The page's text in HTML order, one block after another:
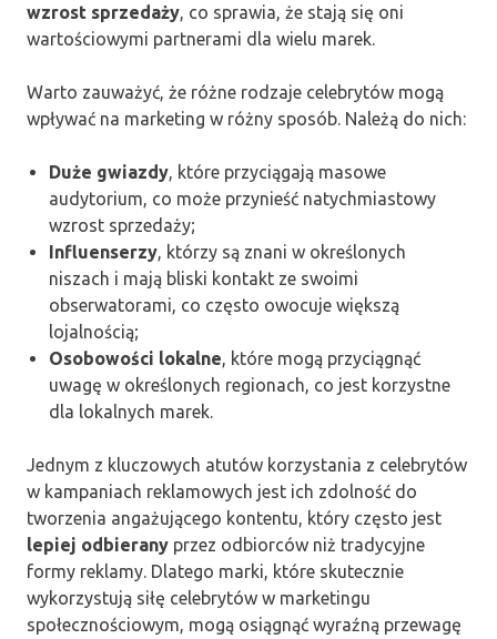
wzrost sprzedaży , co sprawia, że stają się oni
wartościowymi partnerami dla wielu marek.
Warto zauważyć, że różne rodzaje celebrytów mogą
wpływać na marketing w różny sposób. Należą do nich:
Duże gwiazdy , które przyciągają masowe
audytorium, co może przynieść natychmiastowy
wzrost sprzedaży;
Influenserzy , którzy są znani w określonych
niszach i mają bliski kontakt ze swoimi
obserwatorami, co często owocuje większą
lojalnością;
Osobowości lokalne , które mogą przyciągnąć
uwagę w określonych regionach, co jest korzystne
dla lokalnych marek.
Jednym z kluczowych atutów korzystania z celebrytów
w kampaniach reklamowych jest ich zdolność do
tworzenia angażującego kontentu, który często jest
lepiej odbierany przez odbiorców niż tradycyjne
formy reklamy. Dlatego marki, które skutecznie
wykorzystują siłę celebrytów w marketingu
społecznościowym, mogą osiągnąć wyraźną przewagę